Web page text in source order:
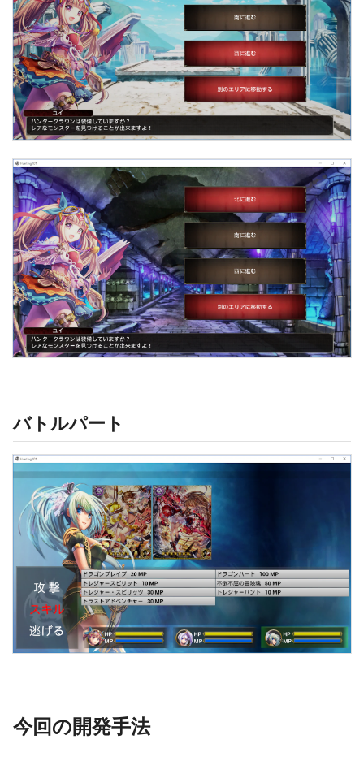
バトルパート
今回の開発手法